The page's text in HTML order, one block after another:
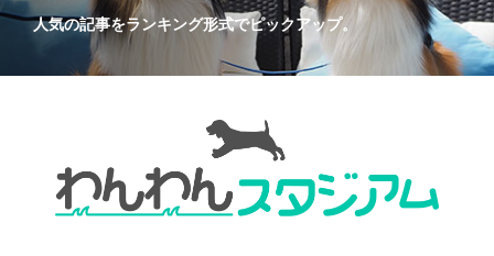
人気の記事をランキング形式でピックアップ。